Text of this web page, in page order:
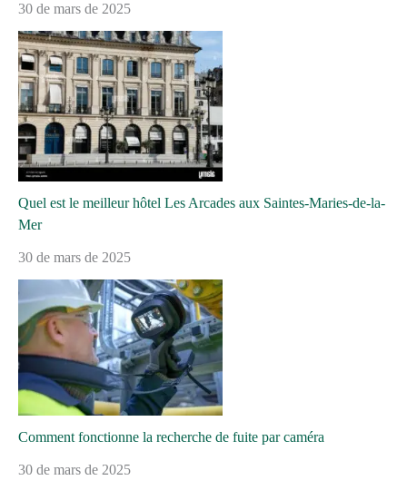
30 de mars de 2025
Quel est le meilleur hôtel Les Arcades aux Saintes-Maries-de-la-
Mer
30 de mars de 2025
Comment fonctionne la recherche de fuite par caméra
30 de mars de 2025